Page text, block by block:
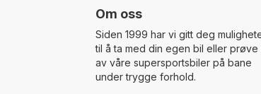
Om oss
Siden 1999 har vi gitt deg
til å ta med din egen bil eller prøve
av våre supersportsbiler på bane
under trygge forhold.